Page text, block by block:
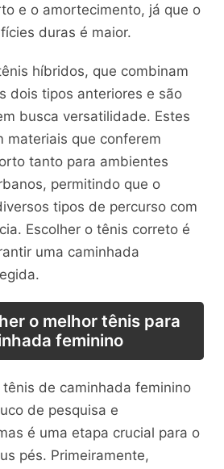
e o amortecimento, já que o
duras é maior.
híbridos, que combinam
dois tipos anteriores e são
busca versatilidade. Estes
materiais que conferem
tanto para ambientes
permitindo que o
tipos de percurso com
Escolher o tênis correto é
uma caminhada
o melhor tênis para
feminino
tênis de caminhada feminino
de pesquisa e
é uma etapa crucial para o
pés. Primeiramente,